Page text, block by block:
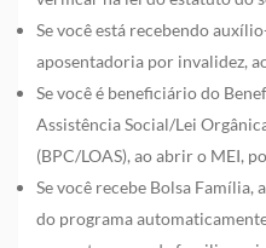
Se você está recebendo
aposentadoria por invalidez,
Se você é beneficiário do
Assistência Social/Lei
(BPC/LOAS), ao abrir o MEI,
Se você recebe Bolsa
do programa